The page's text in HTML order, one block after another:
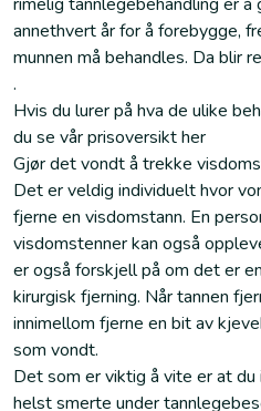
annethvert år for å forebygge,
munnen må behandles. Da blir
.
Hvis du lurer på hva de ulike
du se vår prisoversikt her
Gjør det vondt å trekke
Det er veldig individuelt hvor
fjerne en visdomstann. En
visdomstenner kan også
er også forskjell på om det er
kirurgisk fjerning. Når tannen
innimellom fjerne en bit av
som vondt.
Det som er viktig å vite er at
helst smerte under